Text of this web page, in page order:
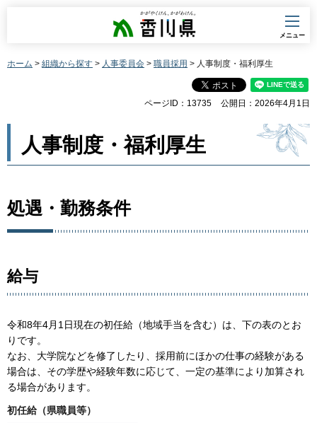
香川県
メニュー
ホーム > 組織から探す > 人事委員会 > 職員採用 > 人事制度・福利厚生
ページID：13735 公開日：2026年4月1日
人事制度・福利厚生
処遇・勤務条件
給与
令和8年4月1日現在の初任給（地域手当を含む）は、下の表のとお
りです。
なお、大学院などを修了したり、採用前にほかの仕事の経験がある
場合は、その学歴や経験年数に応じて、一定の基準により加算され
る場合があります。
初任給（県職員等）